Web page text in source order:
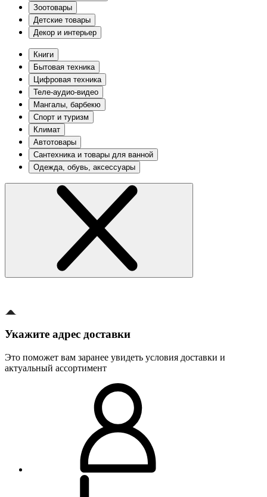
Зоотовары
Детские товары
Декор и интерьер
Книги
Бытовая техника
Цифровая техника
Теле-аудио-видео
Мангалы, барбекю
Спорт и туризм
Климат
Автотовары
Сантехника и товары для ванной
Одежда, обувь, аксессуары
Укажите адрес доставки
Это поможет вам заранее увидеть условия доставки и
актуальный ассортимент